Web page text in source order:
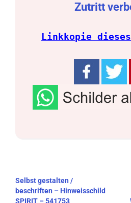
Zutritt
Linkkopie
Beitragsnavigation
Selbst gestalten /
beschriften – Hinweisschild
SPIRIT – 541753